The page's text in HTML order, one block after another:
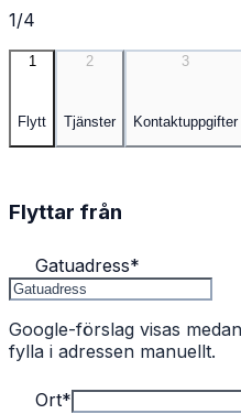
1/4
1
Flytt
2
Tjänster
3
Kontaktuppgifter
Flyttar från
Gatuadress*
Google-förslag visas
fylla i adressen manuellt.
Ort*